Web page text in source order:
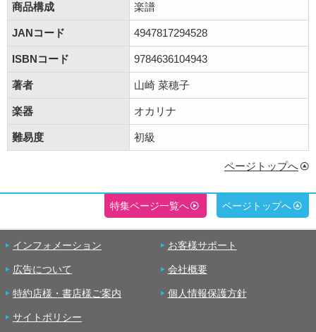
商品構成 楽譜
JANコード 4947817294528
ISBNコード 9784636104943
著者 山崎 菜穂子
楽器 オカリナ
難易度 初級
ページトップへ
特集ページ一覧へ ページトップへ
インフォメーション お客様サポート
広告について 会社概要
特約店様・書店様ご案内 個人情報保護方針
サイトポリシー